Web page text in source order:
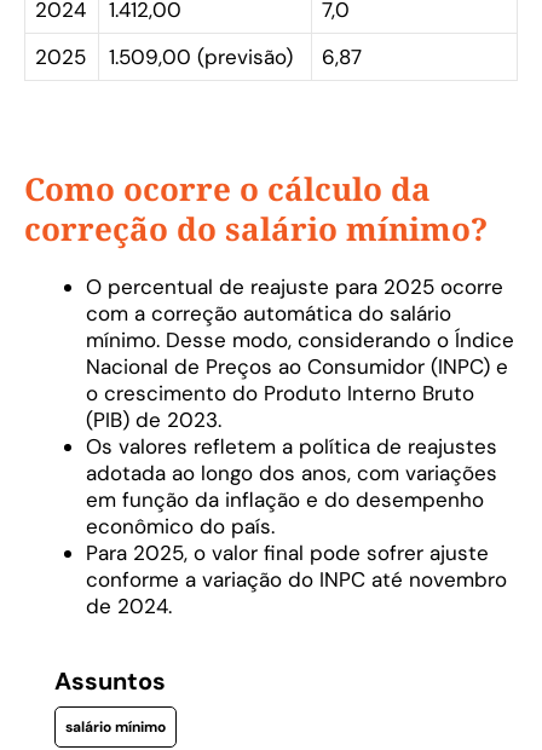
2024
1.412,00
7,0
2025
1.509,00 (previsão) 6,87
Como ocorre o cálculo da
correção do salário mínimo?
O percentual de reajuste para 2025 ocorre
com a correção automática do salário
mínimo. Desse modo, considerando o Índice
Nacional de Preços ao Consumidor (INPC) e
o crescimento do Produto Interno Bruto
(PIB) de 2023.
Os valores refletem a política de reajustes
adotada ao longo dos anos, com variações
em função da inflação e do desempenho
econômico do país.
Para 2025, o valor final pode sofrer ajuste
conforme a variação do INPC até novembro
de 2024.
Assuntos
salário mínimo